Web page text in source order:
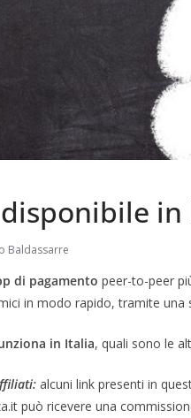
in
Baldassarre
di pagamento peer-to-peer
in modo rapido, tramite una
in Italia, quali sono le
alcuni link presenti in
può ricevere una